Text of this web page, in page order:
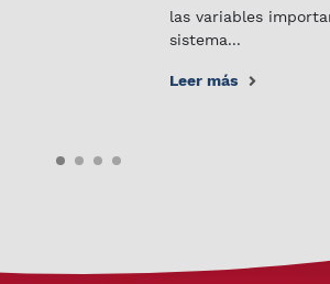
las variables
sistema...
Leer más